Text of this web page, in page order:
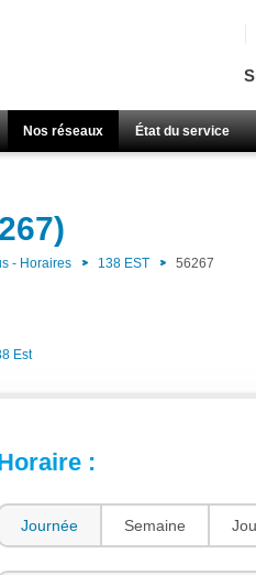
Nos réseaux État du service
- Horaires 138 EST 56267
Est
:
Journée Semaine